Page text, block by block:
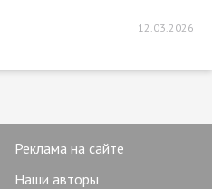
12.03.2026
Реклама на сайте
Наши авторы